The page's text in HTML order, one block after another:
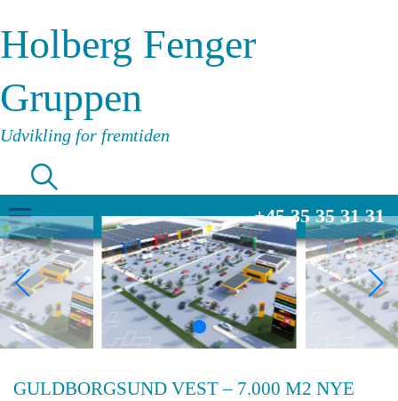
Holberg Fenger
Gruppen
Udvikling for fremtiden
+45 35 35 31 31
GULDBORGSUND VEST – 7.000 M2 NYE